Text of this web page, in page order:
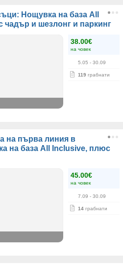
Нощувка на база All
чадър и шезлонг и паркинг
38.00€
на човек
5.05 - 30.09
119 грабнати
на първа линия в
на база All Inclusive, плюс
45.00€
на човек
7.09 - 30.09
14 грабнати